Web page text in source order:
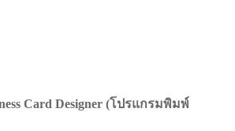
Card Designer (โปรแกรมพิมพ์